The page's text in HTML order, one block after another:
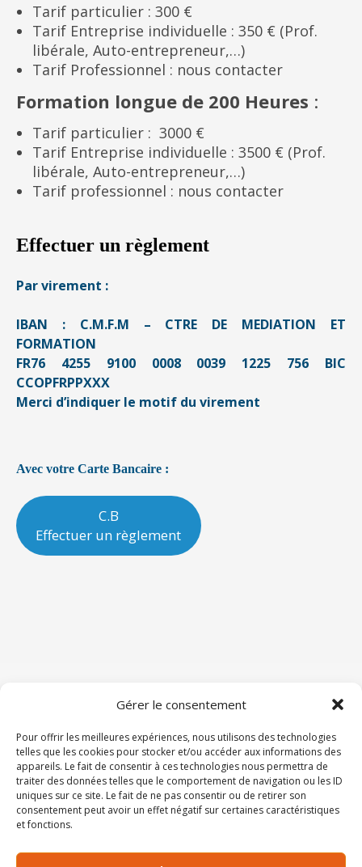
Gérer le consentement
Pour offrir les meilleures expériences, nous utilisons des technologies
telles que les cookies pour stocker et/ou accéder aux informations des
appareils. Le fait de consentir à ces technologies nous permettra de
traiter des données telles que le comportement de navigation ou les ID
uniques sur ce site. Le fait de ne pas consentir ou de retirer son
consentement peut avoir un effet négatif sur certaines caractéristiques
et fonctions.
Tarif particulier : 300 €
Tarif Entreprise individuelle : 350 € (Prof.
libérale, Auto-entrepreneur,…)
Tarif Professionnel : nous contacter
Formation longue de 200 Heures :
Tarif particulier : 3000 €
Tarif Entreprise individuelle : 3500 € (Prof.
libérale, Auto-entrepreneur,…)
Tarif professionnel : nous contacter
Effectuer un règlement
Par virement :
IBAN : C.M.F.M – CTRE DE MEDIATION ET
FORMATION
FR76 4255 9100 0008 0039 1225 756 BIC
CCOPFRPPXXX
Merci d’indiquer le motif du virement
Avec votre Carte Bancaire :
C.B
Effectuer un règlement
CMFM - 93-95 avenue du Général Leclerc 75014
Paris